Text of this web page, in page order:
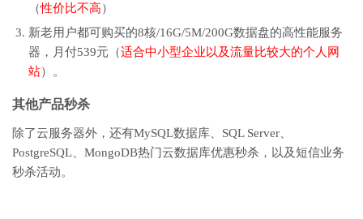
（性价比不高）
新老用户都可购买的8核/16G/5M/200G数据盘的高性能服务
器，月付539元（适合中小型企业以及流量比较大的个人网
站）。
其他产品秒杀
除了云服务器外，还有MySQL数据库、SQL Server、
PostgreSQL、MongoDB热门云数据库优惠秒杀，以及短信业务
秒杀活动。